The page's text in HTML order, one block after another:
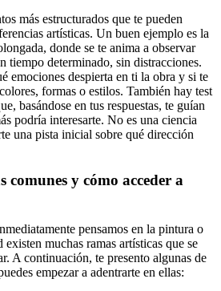
más estructurados que te pueden
artísticas. Un buen ejemplo es la
donde se te anima a observar
tiempo determinado, sin distracciones.
emociones despierta en ti la obra y si te
formas o estilos. También hay test
basándose en tus respuestas, te guían
podría interesarte. No es una ciencia
una pista inicial sobre qué dirección
comunes y cómo acceder a
pensamos en la pintura o
muchas ramas artísticas que se
A continuación, te presento algunas de
empezar a adentrarte en ellas: